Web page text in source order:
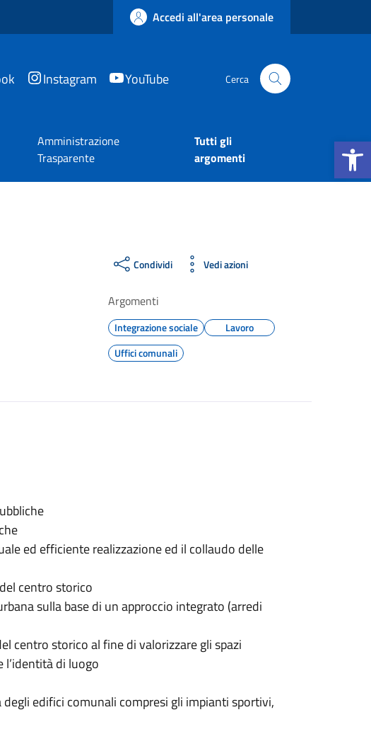
Apri la
Accedi all'area personale
Instagram YouTube Cerca
Amministrazione
Trasparente
Tutti gli
argomenti
Condividi Vedi azioni
Argomenti
Integrazione sociale
Lavoro
Uffici comunali
ed efficiente realizzazione ed il collaudo delle
centro storico
sulla base di un approccio integrato (arredi
centro storico al fine di valorizzare gli spazi
di luogo
edifici comunali compresi gli impianti sportivi,